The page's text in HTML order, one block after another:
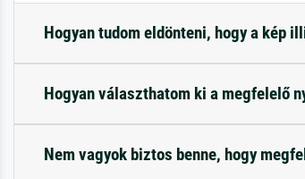
Hogyan tudom eldönteni, hogy a kép
Hogyan választhatom ki a megfelelő
Nem vagyok biztos benne, hogy